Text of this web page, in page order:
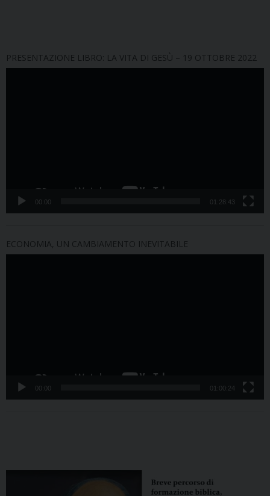
PRESENTAZIONE LIBRO: LA VITA DI GESÙ – 19 OTTOBRE 2022
00:00 01:28:43
ECONOMIA, UN CAMBIAMENTO INEVITABILE
00:00 01:00:24